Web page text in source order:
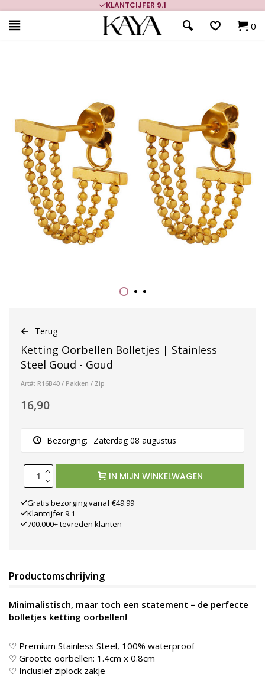
KLANTCIJFER 9.1
0
Terug
Ketting Oorbellen Bolletjes | Stainless
Steel Goud - Goud
Art#: R16B40 / Pakken / Zip
16,90
Bezorging: Zaterdag 08 augustus
IN MIJN WINKELWAGEN
Gratis bezorging vanaf €49.99
Klantcijfer 9.1
700.000+ tevreden klanten
Productomschrijving
Minimalistisch, maar toch een statement – de perfecte
bolletjes ketting oorbellen!
♡ Premium Stainless Steel, 100% waterproof
♡ Grootte oorbellen: 1.4cm x 0.8cm
♡ Inclusief ziplock zakje